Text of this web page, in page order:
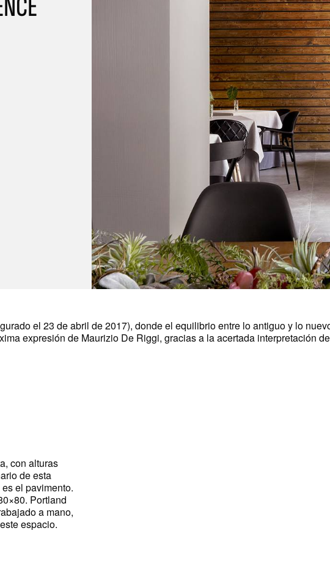
el 23 de abril de 2017), donde el equilibrio entre lo antiguo y lo
expresión de Maurizio De Riggi, gracias a la acertada interpretación
con alturas
de esta
el pavimento.
Portland
a mano,
espacio.